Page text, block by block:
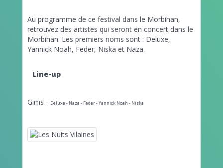
Au programme de ce festival dans le Morbihan,
retrouvez des artistes qui seront en concert dans le
Morbihan. Les premiers noms sont : Deluxe,
Yannick Noah, Feder, Niska et Naza.
Line-up
Gims - Deluxe - Naza - Feder -Yannick Noah - Niska